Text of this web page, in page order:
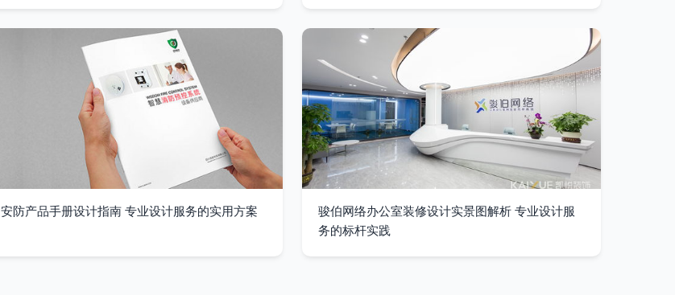
安防产品手册设计指南 专业设计服务的实用方案
骏伯网络办公室装修设计实景图解析 专业设计服
务的标杆实践